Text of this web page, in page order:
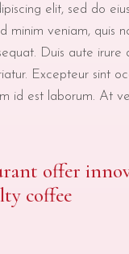
elit, sed do
veniam, quis
Duis aute irure
Excepteur sint
id est laborum. At
offer
coffee